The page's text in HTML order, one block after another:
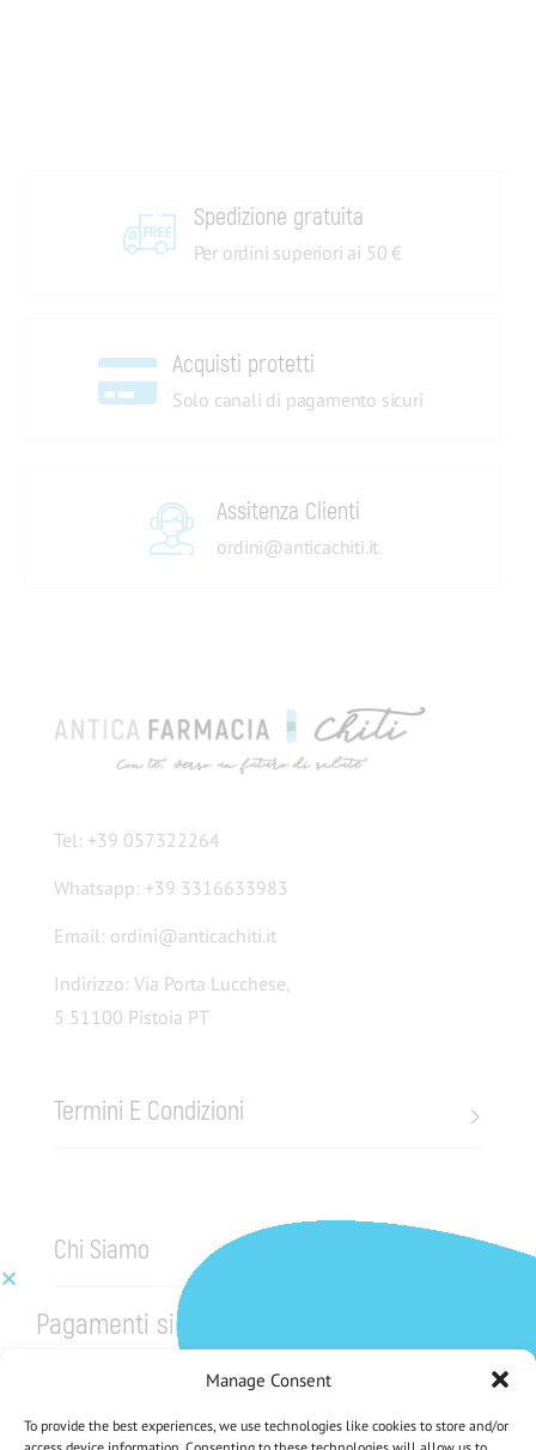
Manage Consent
To provide the best experiences, we use technologies like cookies to store and/or
Spedizione gratuita
Per ordini superiori ai 50 €
Acquisti protetti
Solo canali di pagamento sicuri
Assitenza Clienti
ordini@anticachiti.it
Tel: +39 057322264
Whatsapp: +39 3316633983
Email: ordini@anticachiti.it
Indirizzo: Via Porta Lucchese,
5 51100 Pistoia PT
Termini E Condizioni
Chi Siamo
Pagamenti sicuri